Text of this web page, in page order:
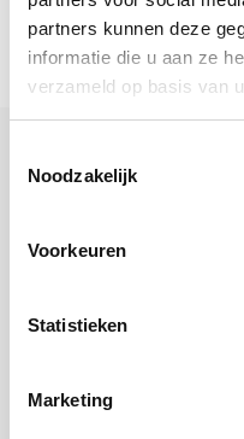
partners kunnen deze
informatie die u aan ze
verzameld op basis van
Noodzakelijk
Voorkeuren
Statistieken
Marketing